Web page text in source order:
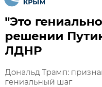
"Это
решении
ЛДНР
Дональд Трамп:
гениальный шаг